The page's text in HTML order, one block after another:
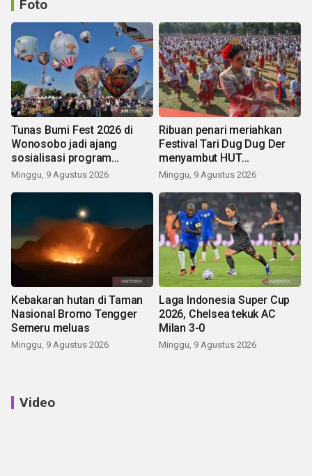
Foto
Tunas Bumi Fest 2026 di
Wonosobo jadi ajang
sosialisasi program
pemerintah lewat balon
Minggu, 9 Agustus 2026
Ribuan penari meriahkan
Festival Tari Dug Dug Der
menyambut HUT
Kemerdekaan
Minggu, 9 Agustus 2026
Kebakaran hutan di Taman
Nasional Bromo Tengger
Semeru meluas
Minggu, 9 Agustus 2026
Laga Indonesia Super Cup
2026, Chelsea tekuk AC
Milan 3-0
Minggu, 9 Agustus 2026
Video